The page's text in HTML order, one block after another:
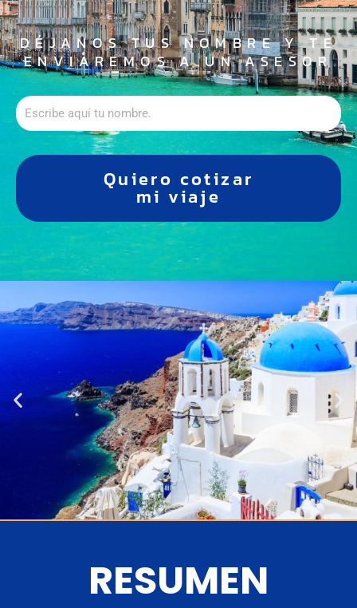
DÉJANOS TUS NOMBRE Y TE
ENVIAREMOS A UN ASESOR
Quiero cotizar
mi viaje
RESUMEN